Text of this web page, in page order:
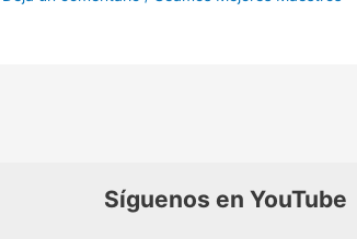
Síguenos en YouTube